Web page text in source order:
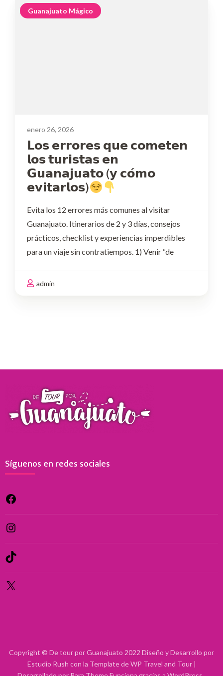
Guanajuato Mágico
enero 26, 2026
𝗟𝗼𝘀 𝗲𝗿𝗿𝗼𝗿𝗲𝘀 𝗾𝘂𝗲 𝗰𝗼𝗺𝗲𝘁𝗲𝗻
𝗹𝗼𝘀 𝘁𝘂𝗿𝗶𝘀𝘁𝗮𝘀 𝗲𝗻
𝗚𝘂𝗮𝗻𝗮𝗷𝘂𝗮𝘁𝗼 (𝘆 𝗰𝗼́𝗺𝗼
𝗲𝘃𝗶𝘁𝗮𝗿𝗹𝗼𝘀)
Evita los 12 errores más comunes al visitar
Guanajuato. Itinerarios de 2 y 3 días, consejos
prácticos, checklist y experiencias imperdibles
para un viaje sin contratiempos. 1) Venir “de
plazas, museos, miradores y experiencias
admin
Síguenos en redes sociales
Copyright © De tour por Guanajuato 2022 Diseño y Desarrollo por
Estudio Rush con la Template de WP Travel and Tour |